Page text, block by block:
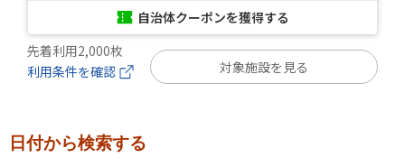
自治体クーポンを獲得する
先着利用2,000枚
利用条件を確認
対象施設を見る
日付から検索する